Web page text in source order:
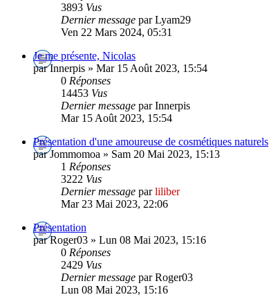
3893 Vus
Dernier message par Lyam29
Ven 22 Mars 2024, 05:31
Je me présente, Nicolas
par Innerpis » Mar 15 Août 2023, 15:54
0 Réponses
14453 Vus
Dernier message par Innerpis
Mar 15 Août 2023, 15:54
Présentation d'une amoureuse de cosmétiques naturels
par Jommomoa » Sam 20 Mai 2023, 15:13
1 Réponses
3222 Vus
Dernier message parliliber
Mar 23 Mai 2023, 22:06
Présentation
par Roger03 » Lun 08 Mai 2023, 15:16
0 Réponses
2429 Vus
Dernier message par Roger03
Lun 08 Mai 2023, 15:16